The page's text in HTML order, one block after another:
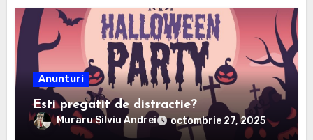
Anunturi
Esti pregatit de distractie?
Muraru Silviu Andrei octombrie 27, 2025